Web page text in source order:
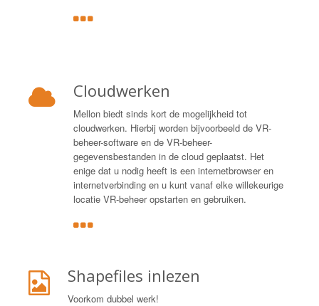
Cloudwerken
Mellon biedt sinds kort de mogelijkheid tot
cloudwerken. Hierbij worden bijvoorbeeld de VR-
beheer-software en de VR-beheer-
gegevensbestanden in de cloud geplaatst. Het
enige dat u nodig heeft is een internetbrowser en
internetverbinding en u kunt vanaf elke willekeurige
locatie VR-beheer opstarten en gebruiken.
Shapefiles inlezen
Voorkom dubbel werk!